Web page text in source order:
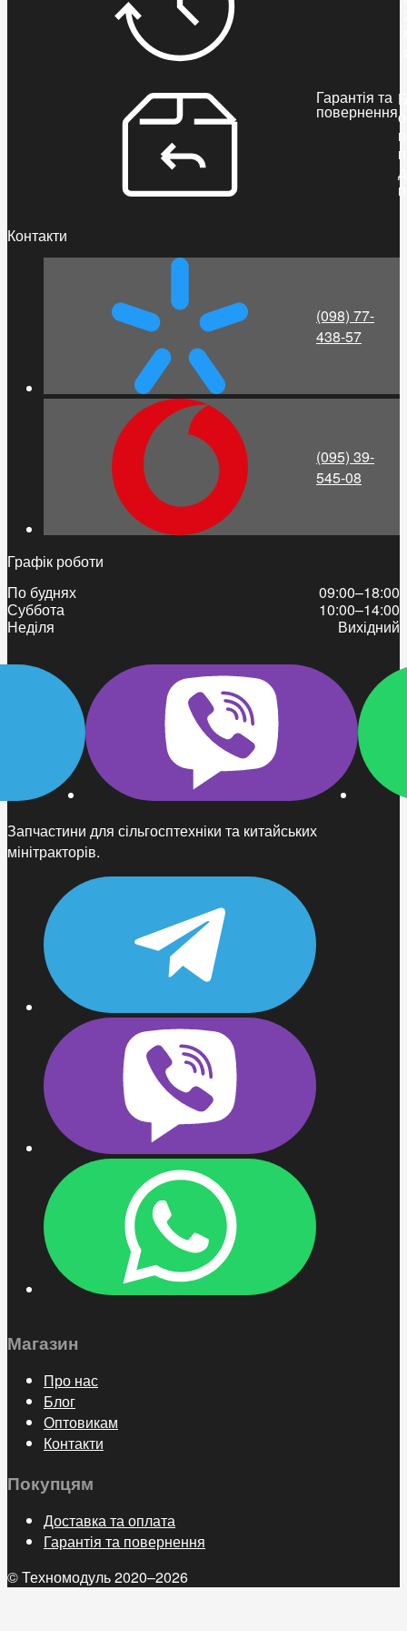
Гарантія та
повернення
Запчастини для сільгосптехніки та китайських
мінітракторів.
Магазин
Про нас
Блог
Оптовикам
Контакти
Покупцям
Доставка та оплата
Гарантія та повернення
© Техномодуль 2020–2026
Контакти
(098) 77-
438-57
(095) 39-
545-08
Графік роботи
По буднях
09:00–18:00
Суббота
10:00–14:00
Неділя
Вихідний